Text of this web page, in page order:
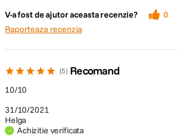
Vista, Windows XP
2003 R2, XP
Functii Imprimare
CARACTERISTICI FIZICE:
Dimensiuni
V-a fost de ajutor aceasta recenzie? 0
Raporteaza recenzia
5 Recomand
31/10/2021
Helga
Achizitie verificata
10/10